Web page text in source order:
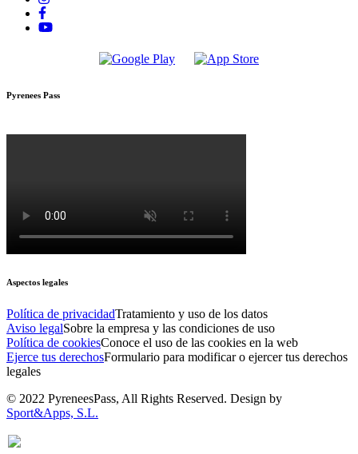
Pyrenees Pass
Aspectos legales
Política de privacidadTratamiento y uso de los datos
Aviso legalSobre la empresa y las condiciones de uso
Política de cookiesConoce el uso de las cookies en la web
Ejerce tus derechosFormulario para modificar o ejercer tus derechos
legales
© 2022 PyreneesPass, All Rights Reserved. Design by
Sport&Apps, S.L.